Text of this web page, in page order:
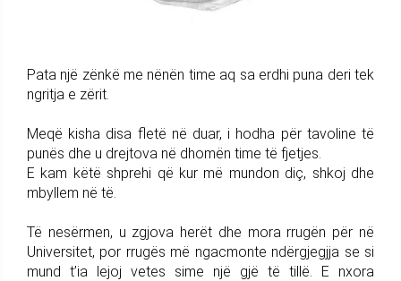
Pata një zënkë me nënën time aq sa erdhi puna deri tek
ngritja e zërit.
Meqë kisha disa fletë në duar, i hodha për tavoline të
punës dhe u drejtova në dhomën time të fjetjes.
E kam këtë shprehi që kur më mundon diç, shkoj dhe
mbyllem në të.
Të nesërmen, u zgjova herët dhe mora rrugën për në
Universitet, por rrugës më ngacmonte ndërgjegjja se si
mund t’ia lejoj vetes sime një gjë të tillë. E nxora